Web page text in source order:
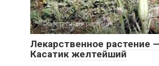
Лекарственные растения
Лекарственное растение
Касатик желтейший